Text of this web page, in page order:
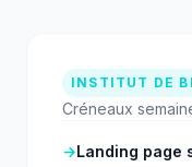
INSTITUT DE
Créneaux
→Landing page